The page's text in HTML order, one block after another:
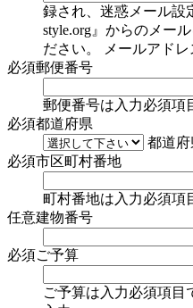
録され、迷惑メール設
style.org』からのメー
ださい。
メールアド
必須郵便番号
郵便番号は入力必須項
必須都道府県
都道府
必須市区町村番地
町村番地は入力必須項
任意建物番号
必須ご予算
ご予算は入力必須項目